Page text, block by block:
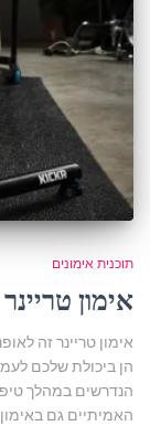
תוכנית אימונים
אימון
אימון טריינר זה
הן ביכולת שלכם
הנדרשים במהלך
האמיתיים גם